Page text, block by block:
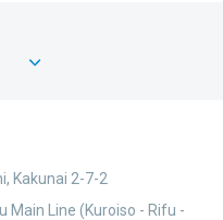
Kakunai 2-7-2
Main Line (Kuroiso - Rifu -